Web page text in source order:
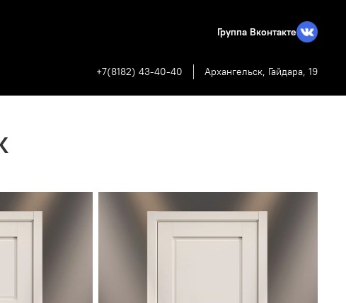
Группа Вконтакте
+7(8182) 43-40-40 Архангельск, Гайдара, 19